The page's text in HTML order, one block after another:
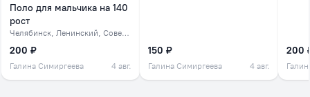
Поло для мальчика на 140
рост
Челябинск, Ленинский, Советский, северок
200 ₽
Галина Симиргеева 4 авг.
150 ₽
Галина Симиргеева 4 авг.
200